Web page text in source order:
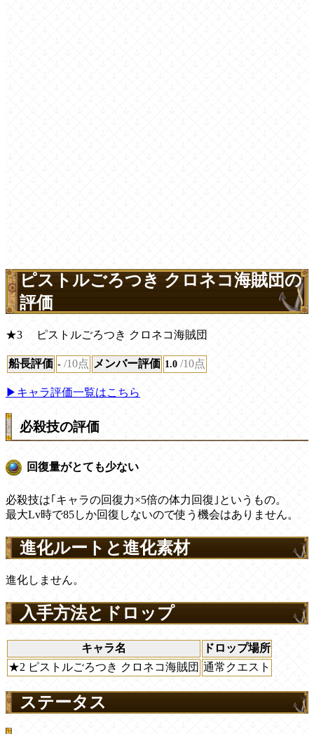
ピストルごろつき クロネコ海賊団の
評価
★3 ピストルごろつき クロネコ海賊団
船長評価 - /10点 メンバー評価 1.0 /10点
▶キャラ評価一覧はこちら
必殺技の評価
回復量がとても少ない
必殺技は｢キャラの回復力×5倍の体力回復｣というもの。
最大Lv時で85しか回復しないので使う機会はありません。
進化ルートと進化素材
進化しません。
入手方法とドロップ
キャラ名
ドロップ場所
★2 ピストルごろつき クロネコ海賊団 通常クエスト
ステータス